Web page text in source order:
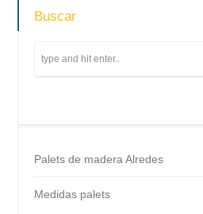
Buscar
Palets de madera Alredes
Medidas palets